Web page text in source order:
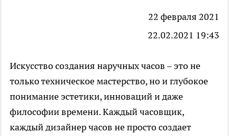
22 февраля 2021
22.02.2021 19:43
Искусство создания наручных часов – это не
только техническое мастерство, но и глубокое
понимание эстетики, инноваций и даже
философии времени. Каждый часовщик,
каждый дизайнер часов не просто создает